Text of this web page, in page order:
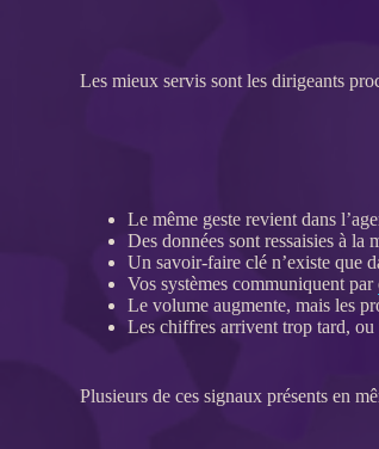
Les mieux servis sont les dirigeants
Le même geste revient dans
Desdonnées sont ressaisies à la
Un savoir-faire clé n’existe que
Vos systèmes communiquent par
Le volume augmente, mais les
Les chiffres arrivent trop tard,
Plusieurs de ces signaux présents en